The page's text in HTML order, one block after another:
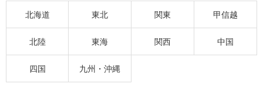
北海道 東北 関東 甲信越
北陸 東海 関西 中国
四国 九州・沖縄